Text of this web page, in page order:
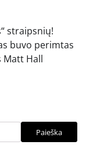
straipsnių!
buvo perimtas
Matt Hall
Paieška